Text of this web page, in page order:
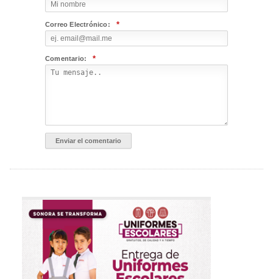
Correo Electrónico: *
Comentario: *